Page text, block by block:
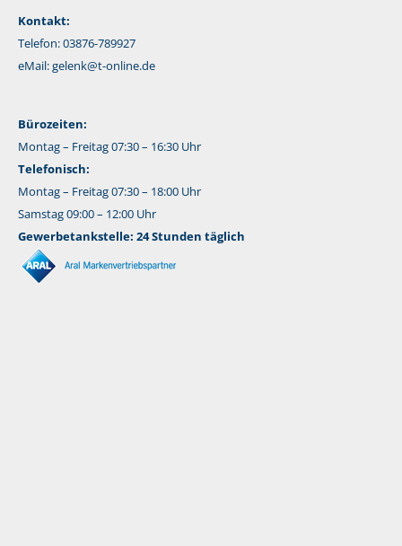
Kontakt:
Telefon: 03876-789927
eMail:gelenk@t-online.de
Bürozeiten:
Montag – Freitag 07:30 – 16:30 Uhr
Telefonisch:
Montag – Freitag 07:30 – 18:00 Uhr
Samstag 09:00 – 12:00 Uhr
Gewerbetankstelle: 24 Stunden täglich